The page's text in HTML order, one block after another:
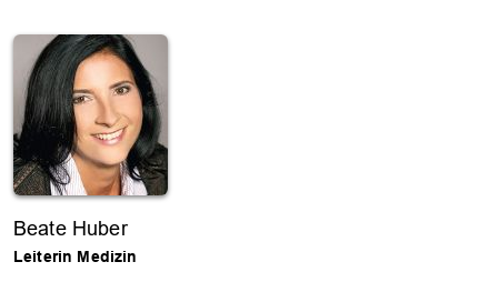
Beate Huber
Leiterin Medizin